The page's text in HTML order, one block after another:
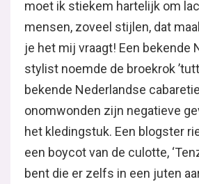
moet ik stiekem hartelijk om
mensen, zoveel stijlen, dat
je het mij vraagt! Een bekende
stylist noemde de broekrok
bekende Nederlandse
onomwonden zijn negatieve
het kledingstuk. Een blogster
een boycot van de culotte,
bent die er zelfs in een juten